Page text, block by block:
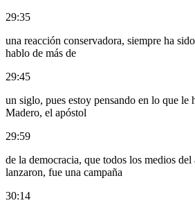
29:35
una reacción conservadora, siempre ha
hablo de más de
29:45
un siglo, pues estoy pensando en lo que le
Madero, el apóstol
29:59
de la democracia, que todos los medios
lanzaron, fue una campaña
30:14